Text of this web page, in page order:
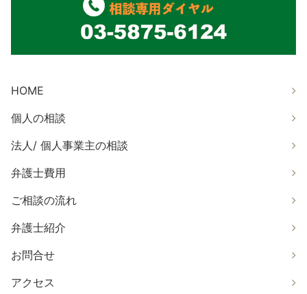
HOME
個人の相談
法人/ 個人事業主の相談
弁護士費用
ご相談の流れ
弁護士紹介
お問合せ
アクセス